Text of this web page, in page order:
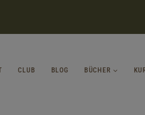
CLUB BLOG BÜCHER